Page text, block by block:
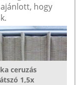
hogy
ceruzás
1,5x